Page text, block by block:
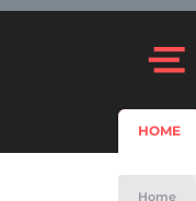
HOME
Home